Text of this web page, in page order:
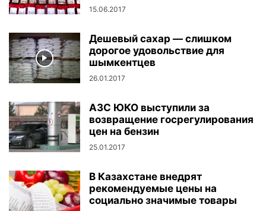
15.06.2017
Дешевый сахар — слишком
дорогое удовольствие для
шымкентцев
26.01.2017
АЗС ЮКО выступили за
возвращение госрегулирования
цен на бензин
25.01.2017
В Казахстане внедрят
рекомендуемые цены на
социально значимые товары